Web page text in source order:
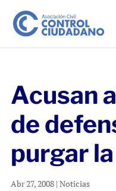
Acusan
de
purgar
Abr 27, 2008| Noticias